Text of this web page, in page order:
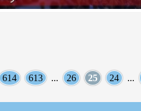
...
24
25
26
...
613
614